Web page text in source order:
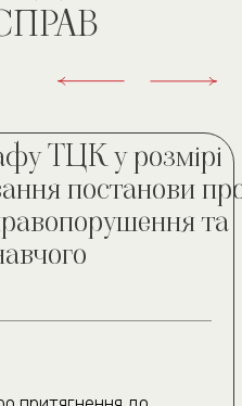
домоглися перегляду. Зайвого
стресу для тих, хто опинився у
складній ситуації.